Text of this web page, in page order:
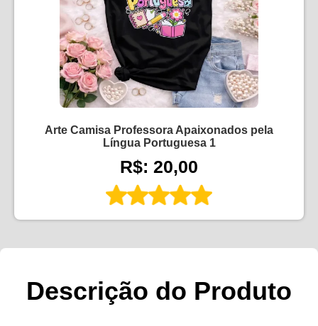
Arte Camisa Professora Apaixonados pela
Língua Portuguesa 1
R$: 20,00
Descrição do Produto